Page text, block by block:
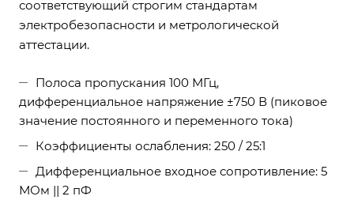
соответствующий строгим стандартам
электробезопасности и метрологической
аттестации.
Полоса пропускания 100 МГц,
дифференциальное напряжение ±750 В (пиковое
значение постоянного и переменного тока)
Коэффициенты ослабления: 250 / 25:1
Дифференциальное входное сопротивление: 5
МОм || 2 пФ